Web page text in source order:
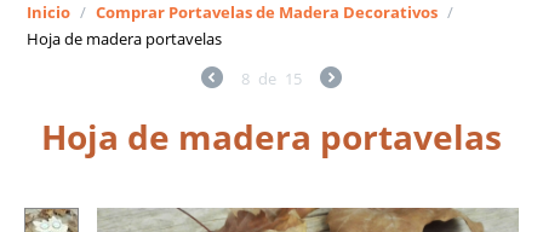
Inicio / Comprar Portavelas de Madera Decorativos /
Hoja de madera portavelas
8 de 15
Hoja de madera portavelas